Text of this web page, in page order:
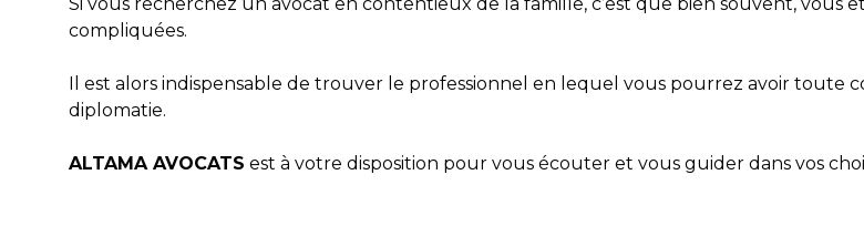
compliquées.
Il est alors indispensable de trouver le professionnel en lequel vous pourrez avoir toute
diplomatie.
ALTAMA AVOCATS est à votre disposition pour vous écouter et vous guider dans vos